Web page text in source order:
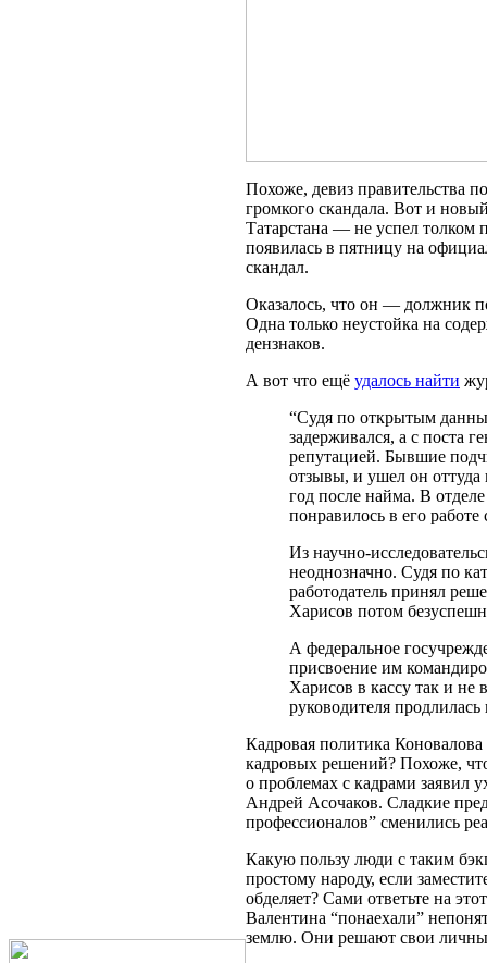
Похоже, девиз правительства
громкого скандала. Вот и
Татарстана — не успел толком
появилась в пятницу на
скандал.
Оказалось, что он — должник
Одна только неустойка на
дензнаков.
А вот что ещё удалось найти
“Судя по открытым
задерживался, а с поста
репутацией. Бывшие
отзывы, и ушел он оттуда
год после найма. В
понравилось в его работе
Из научно-
неоднозначно. Судя по
работодатель принял
Харисов потом
А федеральное
присвоение им
Харисов в кассу так и не
руководителя продлилась
Кадровая политика
кадровых решений? Похоже,
о проблемах с кадрами заявил
Андрей Асочаков. Сладкие
профессионалов” сменились
Какую пользу люди с таким
простому народу, если
обделяет? Сами ответьте на
Валентина “понаехали”
землю. Они решают свои